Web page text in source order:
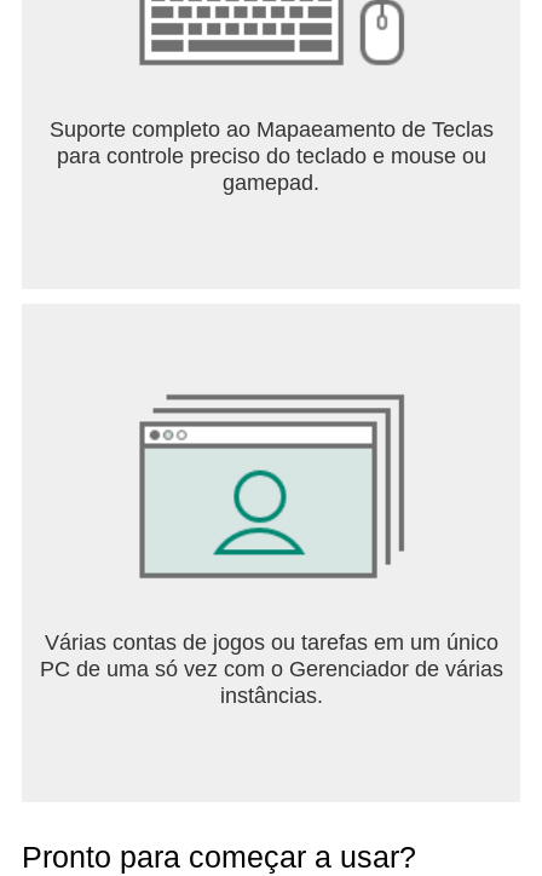
Suporte completo ao Mapaeamento de Teclas
para controle preciso do teclado e mouse ou
gamepad.
Várias contas de jogos ou tarefas em um único
PC de uma só vez com o Gerenciador de várias
instâncias.
Pronto para começar a usar?